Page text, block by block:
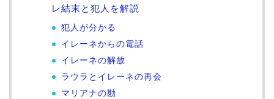
レ結末と犯人を解説
犯人が分かる
イレーネからの電話
イレーネの解放
ラウラとイレーネの再会
マリアナの勘